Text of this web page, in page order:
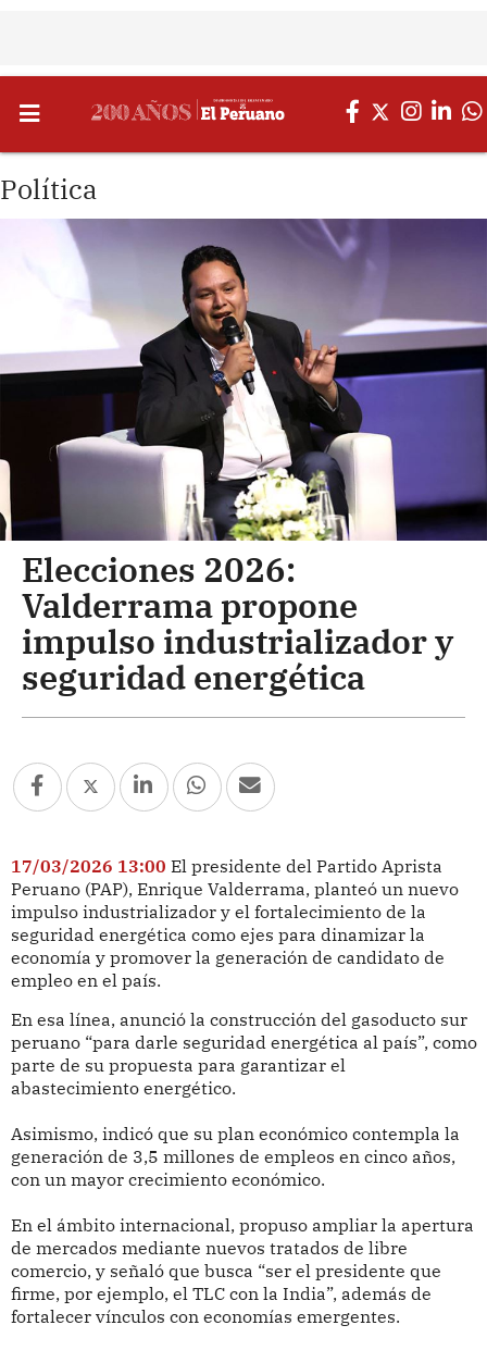
Política
Elecciones 2026:
Valderrama propone
impulso industrializador y
seguridad energética
17/03/2026 13:00 El presidente del Partido Aprista
Peruano (PAP), Enrique Valderrama, planteó un nuevo
impulso industrializador y el fortalecimiento de la
seguridad energética como ejes para dinamizar la
economía y promover la generación de candidato de
empleo en el país.
En esa línea, anunció la construcción del gasoducto sur
peruano “para darle seguridad energética al país”, como
parte de su propuesta para garantizar el
abastecimiento energético.
Asimismo, indicó que su plan económico contempla la
generación de 3,5 millones de empleos en cinco años,
con un mayor crecimiento económico.
En el ámbito internacional, propuso ampliar la apertura
de mercados mediante nuevos tratados de libre
comercio, y señaló que busca “ser el presidente que
firme, por ejemplo, el TLC con la India”, además de
fortalecer vínculos con economías emergentes.